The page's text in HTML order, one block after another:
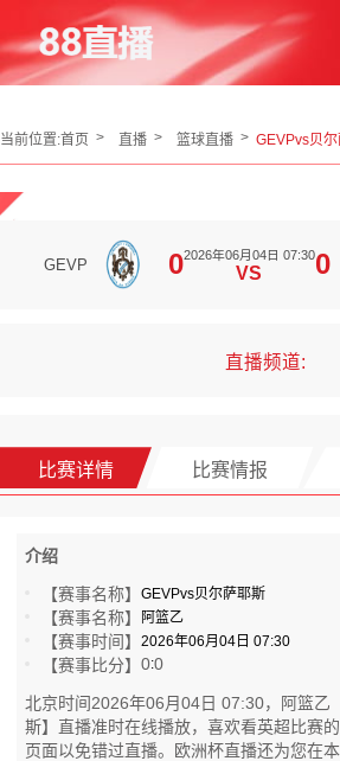
当前位置:首页 直播 篮球直播 GEVPvs贝
GEVP 02026年06月04日 07:30
VS 0
直播频道:
比赛详情 比赛情报
介绍
【赛事名称】GEVPvs贝尔萨耶斯
【赛事名称】 阿篮乙
【赛事时间】2026年06月04日 07:30
【赛事比分】0:0
北京时间2026年06月04日 07:30，阿篮乙
斯】直播准时在线播放，喜欢看英超比赛
页面以免错过直播。欧洲杯直播还为您在